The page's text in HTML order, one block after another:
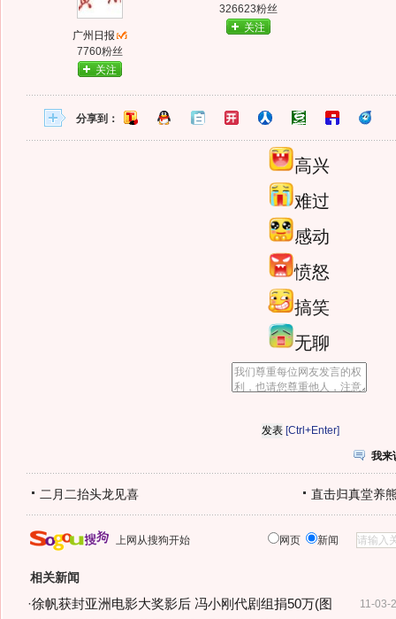
广州日报
7760粉丝
关注
326623粉丝
关注
分享到：
高兴
难过
感动
愤怒
搞笑
无聊
[Ctrl+Enter]
我来
二月二抬头龙见喜 直击归真堂养
上网从搜狗开始 网页 新闻
相关新闻
11-03-
·徐帆获封亚洲电影大奖影后 冯小刚代剧组捐50万(图